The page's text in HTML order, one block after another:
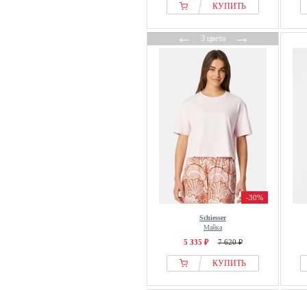
КУПИТЬ
←3 цвета→
-30%
Schiesser
Майка
5 335 ₽ 7 620 ₽
КУПИТЬ